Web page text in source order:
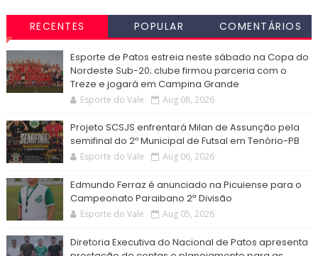
RECENTES POPULAR COMENTÁRIOS
Esporte de Patos estreia neste sábado na Copa do
Nordeste Sub-20; clube firmou parceria com o
Treze e jogará em Campina Grande
Esporte do Vale Aug 08, 2026
Projeto SCSJS enfrentará Milan de Assunção pela
semifinal do 2º Municipal de Futsal em Tenório-PB
Esporte do Vale Aug 06, 2026
Edmundo Ferraz é anunciado na Picuiense para o
Campeonato Paraibano 2ª Divisão
Esporte do Vale Aug 05, 2026
Diretoria Executiva do Nacional de Patos apresenta